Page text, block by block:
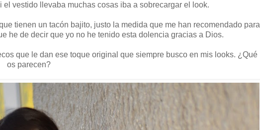
vestido llevaba muchas cosas iba a sobrecargar el look.
tienen un tacón bajito, justo la medida que me han recomendado para
he de decir que yo no he tenido esta dolencia gracias a Dios.
que le dan ese toque original que siempre busco en mis looks. ¿Qué
os parecen?